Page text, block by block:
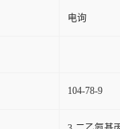
电询
104-78-9